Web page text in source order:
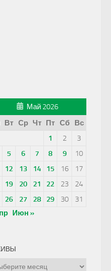
Май 2026
Вт Ср Чт Пт Сб
Вс
1
2
3
5 6 7 8 9
10
12 13 14 15 16
17
19 20 21 22 23
24
26 27 28 29 30
31
Июн »